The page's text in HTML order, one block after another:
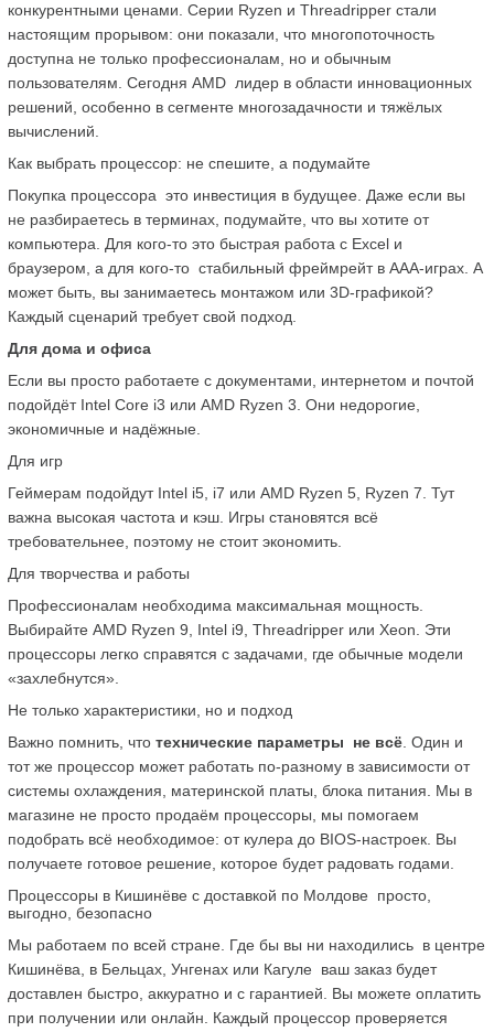
конкурентными ценами. Серии Ryzen и Threadripper стали
настоящим прорывом: они показали, что многопоточность
доступна не только профессионалам, но и обычным
пользователям. Сегодня AMD  лидер в области инновационных
решений, особенно в сегменте многозадачности и тяжёлых
вычислений.
Как выбрать процессор: не спешите, а подумайте
Покупка процессора  это инвестиция в будущее. Даже если вы
не разбираетесь в терминах, подумайте, что вы хотите от
компьютера. Для кого-то это быстрая работа с Excel и
браузером, а для кого-то  стабильный фреймрейт в AAA-играх. А
может быть, вы занимаетесь монтажом или 3D-графикой?
Каждый сценарий требует свой подход.
Для дома и офиса
Если вы просто работаете с документами, интернетом и почтой
подойдёт Intel Core i3 или AMD Ryzen 3. Они недорогие,
экономичные и надёжные.
Для игр
Геймерам подойдут Intel i5, i7 или AMD Ryzen 5, Ryzen 7. Тут
важна высокая частота и кэш. Игры становятся всё
требовательнее, поэтому не стоит экономить.
Для творчества и работы
Профессионалам необходима максимальная мощность.
Выбирайте AMD Ryzen 9, Intel i9, Threadripper или Xeon. Эти
процессоры легко справятся с задачами, где обычные модели
«захлебнутся».
Не только характеристики, но и подход
Важно помнить, что технические параметры  не всё . Один и
тот же процессор может работать по-разному в зависимости от
системы охлаждения, материнской платы, блока питания. Мы в
магазине не просто продаём процессоры, мы помогаем
подобрать всё необходимое: от кулера до BIOS-настроек. Вы
получаете готовое решение, которое будет радовать годами.
Процессоры в Кишинёве с доставкой по Молдове  просто,
выгодно, безопасно
Мы работаем по всей стране. Где бы вы ни находились  в центре
Кишинёва, в Бельцах, Унгенах или Кагуле  ваш заказ будет
доставлен быстро, аккуратно и с гарантией. Вы можете оплатить
при получении или онлайн. Каждый процессор проверяется